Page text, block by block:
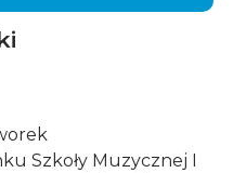
Szkoły Muzycznej I